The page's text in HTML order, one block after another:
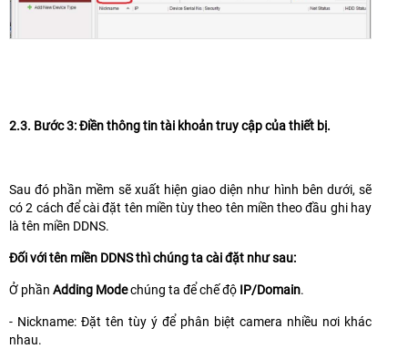
2.3. Bước 3: Điền thông tin tài khoản truy cập của thiết bị.
Sau đó phần mềm sẽ xuất hiện giao diện như hình bên dưới, sẽ
có 2 cách để cài đặt tên miền tùy theo tên miền theo đầu ghi hay
là tên miền DDNS.
Đối với tên miền DDNS thì chúng ta cài đặt như sau:
Ở phần Adding Modechúng ta để chế độ IP/Domain.
- Nickname: Đặt tên tùy ý để phân biệt camera nhiều nơi khác
nhau.